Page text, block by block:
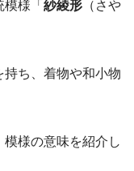
様「 紗綾形 （さや
ち、着物や和小物
様の意味を紹介し